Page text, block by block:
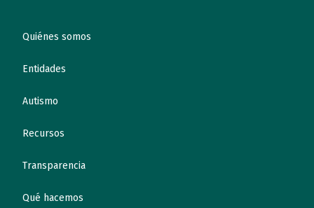
Quiénes somos
Entidades
Autismo
Recursos
Transparencia
Qué hacemos